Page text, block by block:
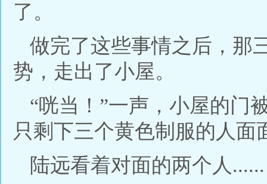
了。
做完了这些事情之后，那
势，走出了小屋。
“咣当！”一声，小屋的门
只剩下三个黄色制服的人面
陆远看着对面的两个人......